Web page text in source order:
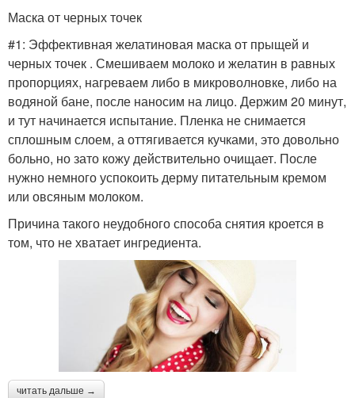
Маска от черных точек
#1: Эффективная желатиновая маска от прыщей и
черных точек . Смешиваем молоко и желатин в равных
пропорциях, нагреваем либо в микроволновке, либо на
водяной бане, после наносим на лицо. Держим 20 минут,
и тут начинается испытание. Пленка не снимается
сплошным слоем, а оттягивается кучками, это довольно
больно, но зато кожу действительно очищает. После
нужно немного успокоить дерму питательным кремом
или овсяным молоком.
Причина такого неудобного способа снятия кроется в
том, что не хватает ингредиента.
читать дальше →